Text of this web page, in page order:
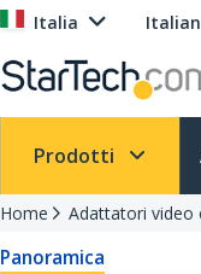
Italia
Prodotti
Home Adattatori video
Panoramica